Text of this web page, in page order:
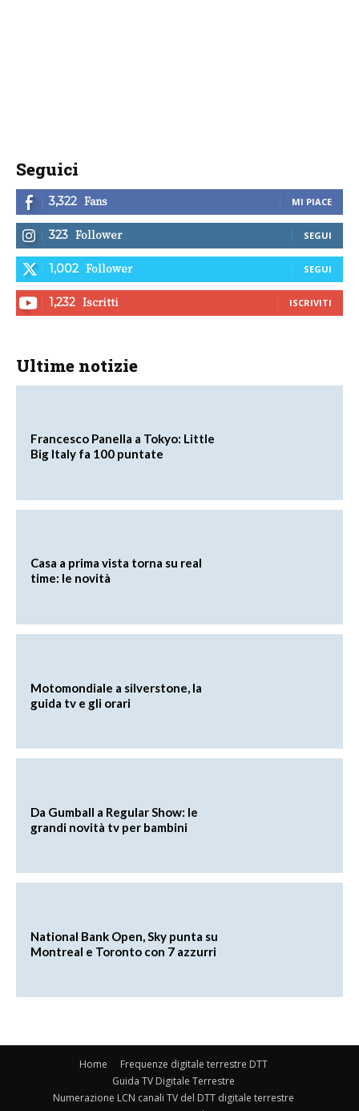
Seguici
3,322 Fans MI PIACE
323 Follower SEGUI
1,002 Follower SEGUI
1,232 Iscritti ISCRIVITI
Ultime notizie
Francesco Panella a Tokyo: Little
Big Italy fa 100 puntate
Casa a prima vista torna su real
time: le novità
Motomondiale a silverstone, la
guida tv e gli orari
Da Gumball a Regular Show: le
grandi novità tv per bambini
National Bank Open, Sky punta su
Montreal e Toronto con 7 azzurri
Home
Frequenze digitale terrestre DTT
Guida TV Digitale Terrestre
Numerazione LCN canali TV del DTT digitale terrestre